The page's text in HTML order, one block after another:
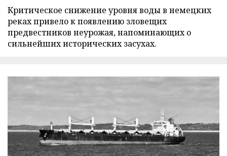
Критическое снижение уровня воды в немецких
реках привело к появлению зловещих
предвестников неурожая, напоминающих о
сильнейших исторических засухах.